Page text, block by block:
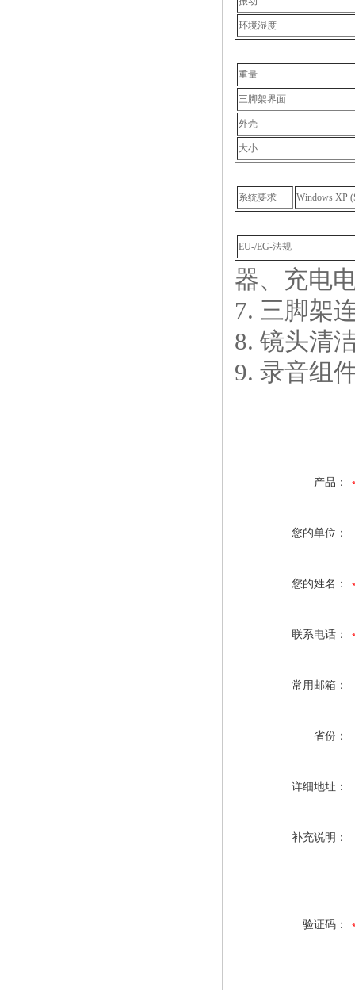
环境湿度
重量
三脚架界面
外壳
大小
系统要求 Windows XP
EU-/EG-法规
器、充电
7. 三脚架
8. 镜头清
9. 录音组
产品：
您的单位：
您的姓名：
联系电话：
常用邮箱：
省份：
详细地址：
补充说明：
验证码：